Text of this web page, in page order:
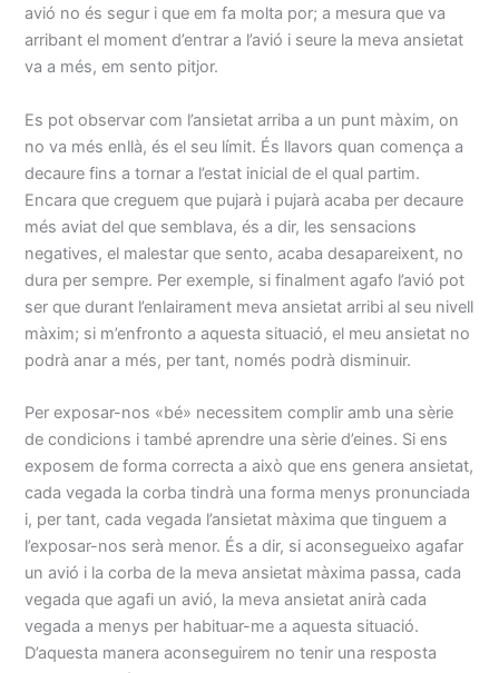
avió no és segur i que em fa molta por; a mesura que va
arribant el moment d’entrar a l’avió i seure la meva ansietat
va a més, em sento pitjor.
Es pot observar com l’ansietat arriba a un punt màxim, on
no va més enllà, és el seu límit. És llavors quan comença a
decaure fins a tornar a l’estat inicial de el qual partim.
Encara que creguem que pujarà i pujarà acaba per decaure
més aviat del que semblava, és a dir, les sensacions
negatives, el malestar que sento, acaba desapareixent, no
dura per sempre. Per exemple, si finalment agafo l’avió pot
ser que durant l’enlairament meva ansietat arribi al seu nivell
màxim; si m’enfronto a aquesta situació, el meu ansietat no
podrà anar a més, per tant, només podrà disminuir.
Per exposar-nos «bé» necessitem complir amb una sèrie
de condicions i també aprendre una sèrie d’eines. Si ens
exposem de forma correcta a això que ens genera ansietat,
cada vegada la corba tindrà una forma menys pronunciada
i, per tant, cada vegada l’ansietat màxima que tinguem a
l’exposar-nos serà menor. És a dir, si aconsegueixo agafar
un avió i la corba de la meva ansietat màxima passa, cada
vegada que agafi un avió, la meva ansietat anirà cada
vegada a menys per habituar-me a aquesta situació.
D’aquesta manera aconseguirem no tenir una resposta